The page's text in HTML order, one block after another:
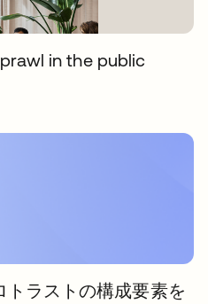
in the public
トラストの構成要素を